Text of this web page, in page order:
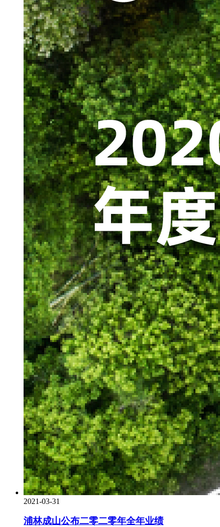
2021-03-31
浦林成山公布二零二零年全年业绩